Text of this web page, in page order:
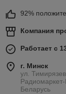
92%
Компания
Работает с
г. Минск
ул.
Беларусь